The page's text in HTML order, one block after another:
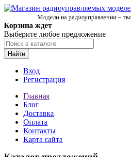
Модели на радиоуправлении –
Корзина ждет
Выберите любое предложение
Найти
Вход
Регистрация
Главная
Блог
Доставка
Оплата
Контакты
Карта сайта